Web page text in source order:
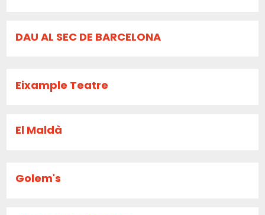
DAU AL SEC DE BARCELONA
Eixample Teatre
El Maldà
Golem's